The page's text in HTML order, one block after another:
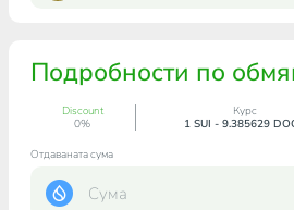
Подробности по
Discount
0%
Курс
1 SUI - 9.385629
Отдаваната сума